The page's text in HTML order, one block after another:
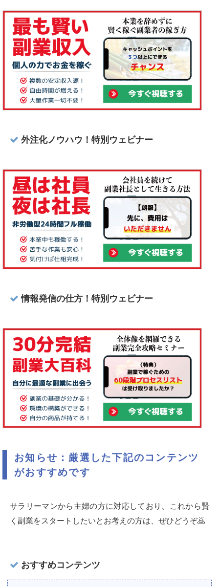
外注化ノウハウ！特別ウェビナー
情報発信の仕方！特別ウェビナー
お知らせ：厳選した下記のコンテンツ
がおすすめです
サラリーマンから主婦の方に対応しており、これから賢
く副業をスタートしたいとお考えの方は、ぜひどうぞ🙇‍
おすすめコンテンツ